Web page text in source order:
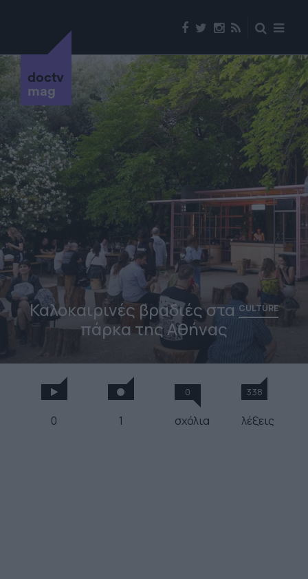
doctv
mag
Καλοκαιρινές βραδιές στα CULTURE
πάρκα της Αθήνας
0 1
0
σχόλια
338
λέξεις